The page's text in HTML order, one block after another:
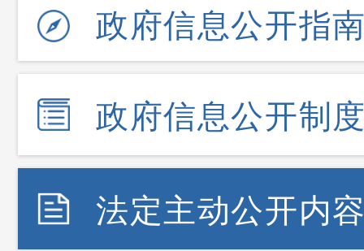
政府信息公开指
政府信息公开制
法定主动公开内